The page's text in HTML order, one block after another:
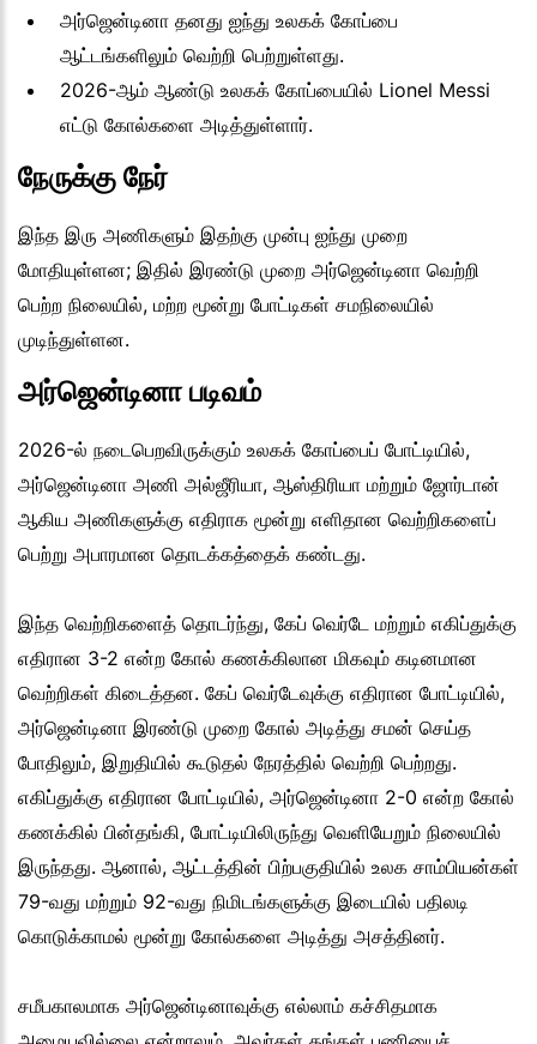
அர்ஜென்டினா தனது ஐந்து உலகக் கோப்பை
ஆட்டங்களிலும் வெற்றி பெற்றுள்ளது.
2026-ஆம் ஆண்டு உலகக் கோப்பையில் Lionel Messi
எட்டு கோல்களை அடித்துள்ளார்.
நேருக்கு நேர்
இந்த இரு அணிகளும் இதற்கு முன்பு ஐந்து முறை
மோதியுள்ளன; இதில் இரண்டு முறை அர்ஜென்டினா வெற்றி
பெற்ற நிலையில், மற்ற மூன்று போட்டிகள் சமநிலையில்
முடிந்துள்ளன.
அர்ஜென்டினா படிவம்
2026-ல் நடைபெறவிருக்கும் உலகக் கோப்பைப் போட்டியில்,
அர்ஜென்டினா அணி அல்ஜீரியா, ஆஸ்திரியா மற்றும் ஜோர்டான்
ஆகிய அணிகளுக்கு எதிராக மூன்று எளிதான வெற்றிகளைப்
பெற்று அபாரமான தொடக்கத்தைக் கண்டது.
இந்த வெற்றிகளைத் தொடர்ந்து, கேப் வெர்டே மற்றும் எகிப்துக்கு
எதிரான 3-2 என்ற கோல் கணக்கிலான மிகவும் கடினமான
வெற்றிகள் கிடைத்தன. கேப் வெர்டேவுக்கு எதிரான போட்டியில்,
அர்ஜென்டினா இரண்டு முறை கோல் அடித்து சமன் செய்த
போதிலும், இறுதியில் கூடுதல் நேரத்தில் வெற்றி பெற்றது.
எகிப்துக்கு எதிரான போட்டியில், அர்ஜென்டினா 2-0 என்ற கோல்
கணக்கில் பின்தங்கி, போட்டியிலிருந்து வெளியேறும் நிலையில்
இருந்தது. ஆனால், ஆட்டத்தின் பிற்பகுதியில் உலக சாம்பியன்கள்
79-வது மற்றும் 92-வது நிமிடங்களுக்கு இடையில் பதிலடி
கொடுக்காமல் மூன்று கோல்களை அடித்து அசத்தினர்.
சமீபகாலமாக அர்ஜென்டினாவுக்கு எல்லாம் கச்சிதமாக